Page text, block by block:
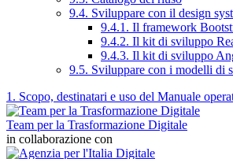
9.4. Sviluppare con il design
9.4.1. Il framework
9.4.2. Il kit di sviluppo
9.4.3. Il kit di sviluppo
9.5. Sviluppare con i modelli di
1. Scopo, destinatari e uso del Manuale
Team per la Trasformazione Digitale
in collaborazione con